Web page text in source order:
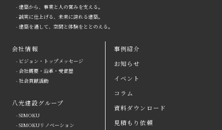
八光建設の強み
arrow
会社情報
八光建設グループ
arrow
arrow
よくある質問
お問い合わせ
資料ダウンロード
- 建築から、事業と人の営みを支える。
- 誠実に仕上げる、未来に誇れる建築。
- 建築を通して、空間と体験をととのえる。
会社情報
- ビジョン・トップメッセージ
- 会社概要・沿革・受賞歴
- 社会貢献活動
八光建設グループ
- SIMOKU
- SIMOKUリノベーション
事例紹介
お知らせ
イベント
コラム
資料ダウンロード
見積もり依頼